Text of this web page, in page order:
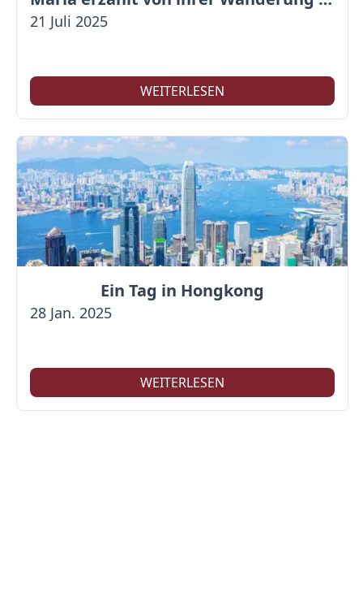
21 Juli 2025
WEITERLESEN
Ein Tag in Hongkong
28 Jan. 2025
WEITERLESEN